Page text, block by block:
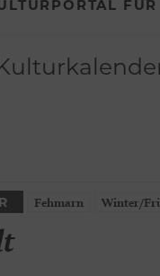
Fehmarn Winter/